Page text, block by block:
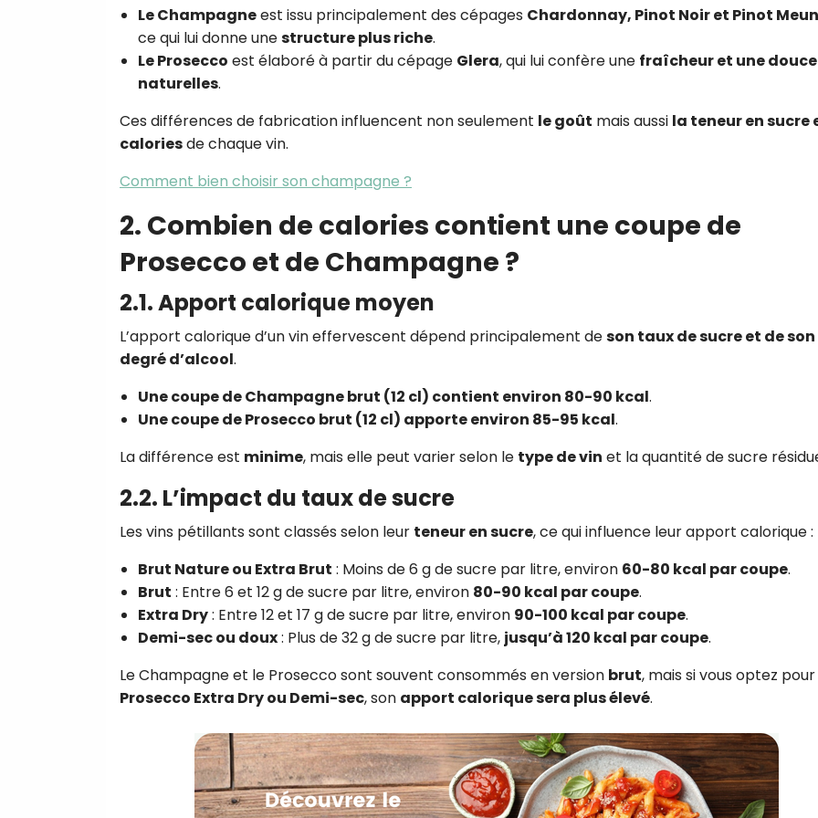
Le Champagneest issu principalement des cépages Chardonnay, Pinot Noir et Pinot
ce qui lui donne unestructure plus riche.
Le Prosecco est élaboré à partir du cépage Glera, qui lui confère une fraîcheur et une
naturelles.
Ces différences de fabrication influencent non seulement le goût mais aussi la teneur en sucre
caloriesde chaque vin.
Comment bien choisir son champagne ?
2. Combien de calories contient une coupe de
Prosecco et de Champagne ?
2.1. Apport calorique moyen
L’apport calorique d’un vin effervescent dépend principalement deson taux de sucre et de son
degré d’alcool.
Une coupe de Champagne brut (12 cl) contient environ 80-90 kcal.
Une coupe de Prosecco brut (12 cl) apporte environ 85-95 kcal.
La différence est minime, mais elle peut varier selon le type de vin et la quantité de sucre
2.2. L’impact du taux de sucre
Les vins pétillants sont classés selon leur teneur en sucre, ce qui influence leur apport calorique :
Brut Nature ou Extra Brut : Moins de 6 g de sucre par litre, environ 60-80 kcal par coupe.
Brut : Entre 6 et 12 g de sucre par litre, environ 80-90 kcal par coupe.
Extra Dry: Entre 12 et 17 g de sucre par litre, environ 90-100 kcal par coupe.
Demi-sec ou doux: Plus de 32 g de sucre par litre, jusqu’à 120 kcal par coupe.
Le Champagne et le Prosecco sont souvent consommés en version brut, mais si vous optez
Prosecco Extra Dry ou Demi-sec, son apport calorique sera plus élevé.